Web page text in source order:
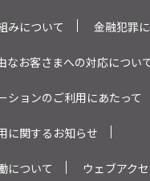
みについて 金融犯罪
なお客さまへの対応につい
ションのご利用にあたって
に関するお知らせ
について ウェブアク